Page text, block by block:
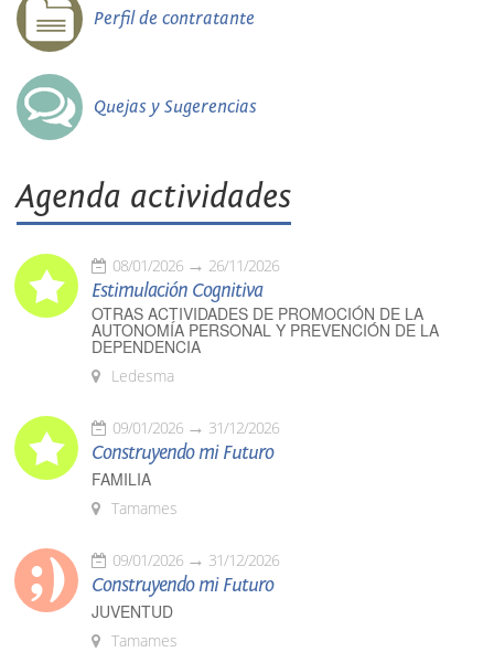
Perfil de contratante
Quejas y Sugerencias
Agenda actividades
08/01/2026 26/11/2026
Estimulación Cognitiva
OTRAS ACTIVIDADES DE PROMOCIÓN DE LA
AUTONOMÍA PERSONAL Y PREVENCIÓN DE LA
DEPENDENCIA
Ledesma
09/01/2026 31/12/2026
Construyendo mi Futuro
FAMILIA
Tamames
09/01/2026 31/12/2026
Construyendo mi Futuro
JUVENTUD
Tamames